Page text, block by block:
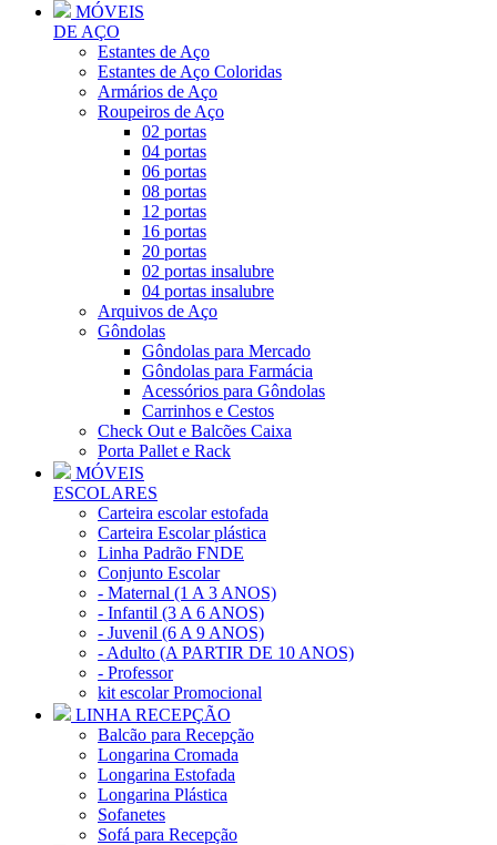
MÓVEIS
DE AÇO
Estantes de Aço
Estantes de Aço Coloridas
Armários de Aço
Roupeiros de Aço
02 portas
04 portas
06 portas
08 portas
12 portas
16 portas
20 portas
02 portas insalubre
04 portas insalubre
Arquivos de Aço
Gôndolas
Gôndolas para Mercado
Gôndolas para Farmácia
Acessórios para Gôndolas
Carrinhos e Cestos
Check Out e Balcões Caixa
Porta Pallet e Rack
MÓVEIS
ESCOLARES
Carteira escolar estofada
Carteira Escolar plástica
Linha Padrão FNDE
Conjunto Escolar
- Maternal (1 A 3 ANOS)
- Infantil (3 A 6 ANOS)
- Juvenil (6 A 9 ANOS)
- Adulto (A PARTIR DE 10 ANOS)
- Professor
kit escolar Promocional
LINHA RECEPÇÃO
Balcão para Recepção
Longarina Cromada
Longarina Estofada
Longarina Plástica
Sofanetes
Sofá para Recepção